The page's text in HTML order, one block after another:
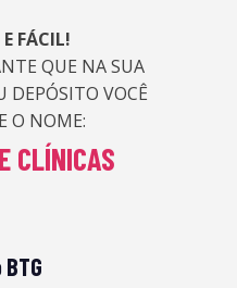
E FÁCIL!
QUE NA SUA
DEPÓSITO VOCÊ
O NOME:
CLÍNICAS